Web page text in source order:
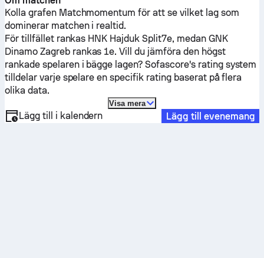
Kolla grafen Matchmomentum för att se vilket lag som
dominerar matchen i realtid.
För tillfället rankas HNK Hajduk Split7e, medan GNK
Dinamo Zagrebrankas 1e. Vill du jämföra den högst
rankade spelaren i bägge lagen? Sofascore's rating system
tilldelar varje spelare en specifik rating baserat på flera
olika data.
Visa mera
Lägg till i kalendern Lägg till evenemang